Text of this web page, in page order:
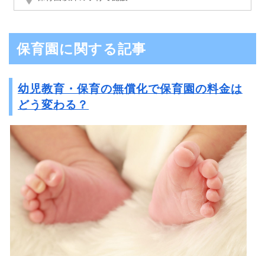
保育園に関する記事
幼児教育・保育の無償化で保育園の料金は
どう変わる？